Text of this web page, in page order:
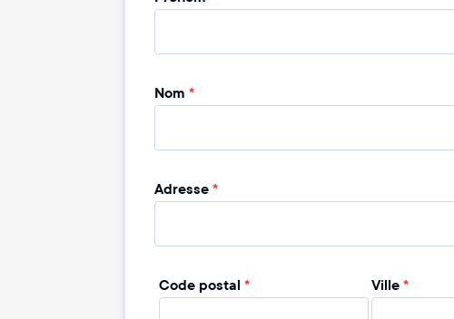
Nom *
Adresse*
Code postal * Ville*